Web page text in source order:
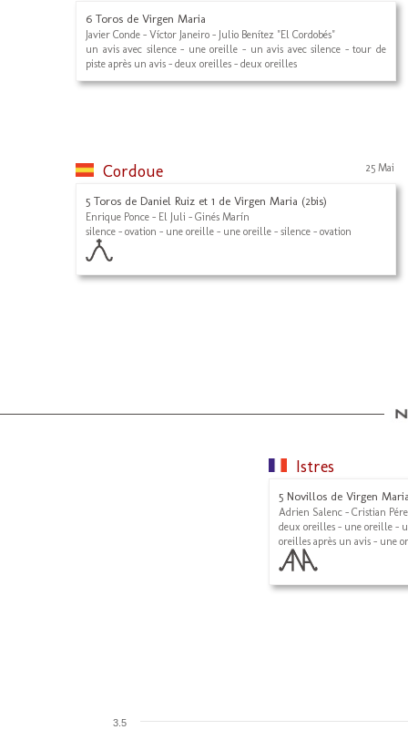
6 Toros de Virgen Maria
Javier Conde - Víctor Janeiro - Julio Benítez "El Cordobés"
un avis avec silence - une oreille - un avis avec silence - tour de
piste après un avis - deux oreilles - deux oreilles
Cordoue 25 Mai
5 Toros de Daniel Ruiz et 1 de Virgen Maria (2bis)
Enrique Ponce - El Juli - Ginés Marín
silence - ovation - une oreille - une oreille - silence - ovation
Istres
5 Novillos de Virgen
Adrien Salenc - Cristian
deux oreilles - une oreille -
oreilles après un avis - une
3.5